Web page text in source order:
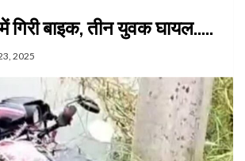
गिरी बाइक, तीन युवक घायल…..
2025